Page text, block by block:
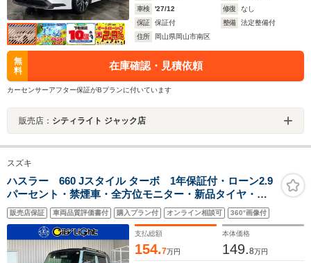
車検
'27/12 修復
なし
保証
保証付 整備
法定整備付
住所
岡山県岡山市南区
無
料
在庫確認・見積依頼
カーセンサーアフター保証がBプランに付いています
販売店： シティライト ジャック店
スズキ
ハスラー 660 Jスタイル ターボ 1年保証付・ローン2.9
パーセント・禁煙車・全方位モニター・新品タイヤ・純
正ナビ・TV・CD・DVD・Bluetooth・AppleCarPlay・ス
ズキセーフティクルーズコントロール・リアセンサー・
シートヒーター・ドラレコ・ETC
販売店保証 車両品質評価書付 購入プラン付 オンライン相談可 360°画像付
支払総額
154.7万円
本体価格
149.8万円